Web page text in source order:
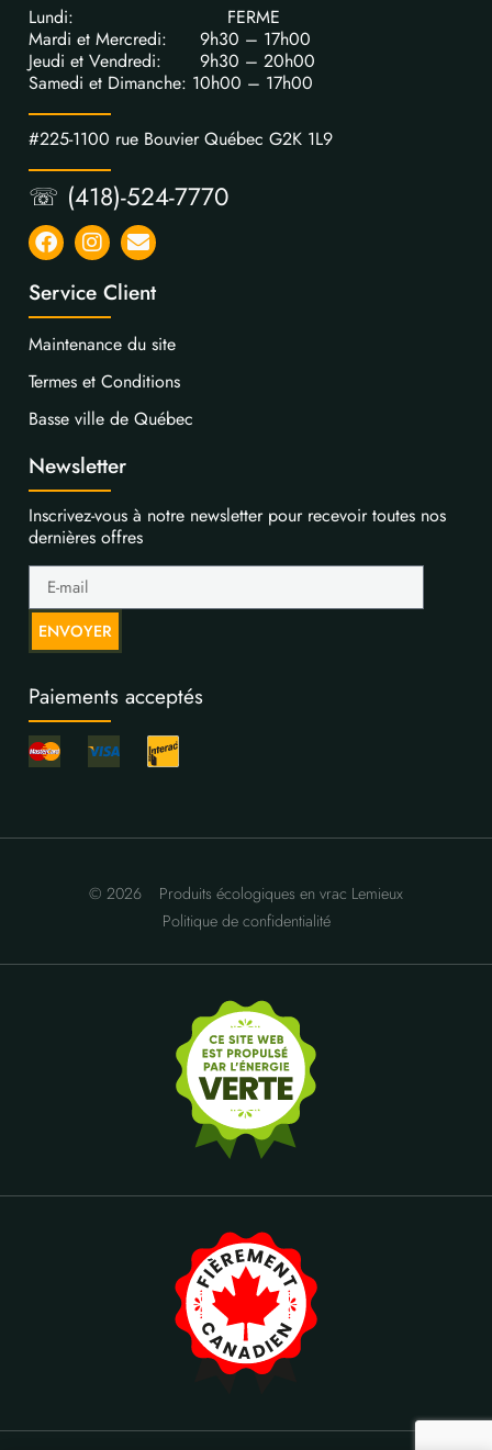
Lundi: FERME
Mardi et Mercredi: 9h30 – 17h00
Jeudi et Vendredi: 9h30 – 20h00
Samedi et Dimanche: 10h00 – 17h00
#225-1100 rue Bouvier Québec G2K 1L9
☏ (418)-524-7770
Service Client
Maintenance du site
Termes et Conditions
Basse ville de Québec
Newsletter
Inscrivez-vous à notre newsletter pour recevoir toutes nos
dernières offres
ENVOYER
Paiements acceptés
© 2026
Produits écologiques en vrac Lemieux
Politique de confidentialité